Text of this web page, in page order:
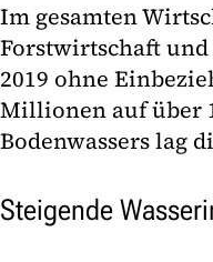
Im gesamten
Forstwirtschaft und
2019 ohne
Millionen auf über
Bodenwassers lag
Steigende